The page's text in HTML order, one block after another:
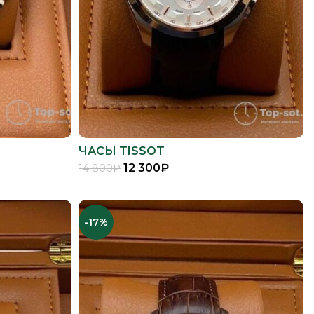
ЧАСЫ TISSOT
14 800₽ 12 300₽
-17%